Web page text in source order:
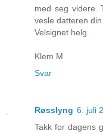
med seg videre.
vesle datteren din.
Velsignet helg.
Klem M
Svar
Røsslyng 6. juli
Takk for dagens